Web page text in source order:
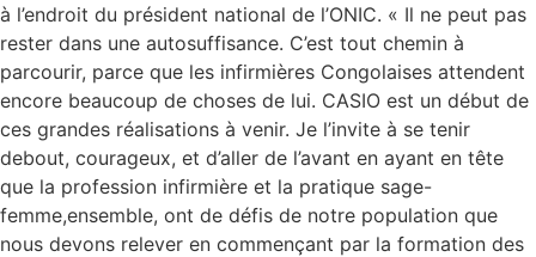
à l’endroit du président national de l’ONIC. « Il ne peut pas
rester dans une autosuffisance. C’est tout chemin à
parcourir, parce que les infirmières Congolaises attendent
encore beaucoup de choses de lui. CASIO est un début de
ces grandes réalisations à venir. Je l’invite à se tenir
debout, courageux, et d’aller de l’avant en ayant en tête
que la profession infirmière et la pratique sage-
femme,ensemble, ont de défis de notre population que
nous devons relever en commençant par la formation des